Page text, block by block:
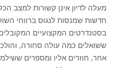
מעלה לדיון אינן קשורות למצב
חדשות שמנסות לנגוס ברווחי
בסטנדרטים המקצועיים
ששואלים כמה עולה סחורה,
אחר, חוזרים אליו ומספרים